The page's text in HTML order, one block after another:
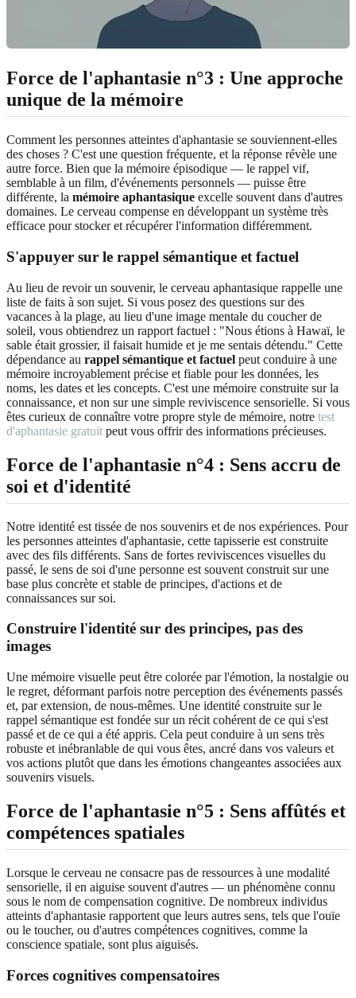
Force de l'aphantasie n°3 : Une approche
unique de la mémoire
Comment les personnes atteintes d'aphantasie se souviennent-elles
des choses ? C'est une question fréquente, et la réponse révèle une
autre force. Bien que la mémoire épisodique — le rappel vif,
semblable à un film, d'événements personnels — puisse être
différente, la mémoire aphantasique excelle souvent dans d'autres
domaines. Le cerveau compense en développant un système très
efficace pour stocker et récupérer l'information différemment.
S'appuyer sur le rappel sémantique et factuel
Au lieu de revoir un souvenir, le cerveau aphantasique rappelle une
liste de faits à son sujet. Si vous posez des questions sur des
vacances à la plage, au lieu d'une image mentale du coucher de
soleil, vous obtiendrez un rapport factuel : "Nous étions à Hawaï, le
sable était grossier, il faisait humide et je me sentais détendu." Cette
dépendance au rappel sémantique et factuel peut conduire à une
mémoire incroyablement précise et fiable pour les données, les
noms, les dates et les concepts. C'est une mémoire construite sur la
connaissance, et non sur une simple reviviscence sensorielle. Si vous
êtes curieux de connaître votre propre style de mémoire, notre test
d'aphantasie gratuit peut vous offrir des informations précieuses.
Force de l'aphantasie n°4 : Sens accru de
soi et d'identité
Notre identité est tissée de nos souvenirs et de nos expériences. Pour
les personnes atteintes d'aphantasie, cette tapisserie est construite
avec des fils différents. Sans de fortes reviviscences visuelles du
passé, le sens de soi d'une personne est souvent construit sur une
base plus concrète et stable de principes, d'actions et de
connaissances sur soi.
Construire l'identité sur des principes, pas des
images
Une mémoire visuelle peut être colorée par l'émotion, la nostalgie ou
le regret, déformant parfois notre perception des événements passés
et, par extension, de nous-mêmes. Une identité construite sur le
rappel sémantique est fondée sur un récit cohérent de ce qui s'est
passé et de ce qui a été appris. Cela peut conduire à un sens très
robuste et inébranlable de qui vous êtes, ancré dans vos valeurs et
vos actions plutôt que dans les émotions changeantes associées aux
souvenirs visuels.
Force de l'aphantasie n°5 : Sens affûtés et
compétences spatiales
Lorsque le cerveau ne consacre pas de ressources à une modalité
sensorielle, il en aiguise souvent d'autres — un phénomène connu
sous le nom de compensation cognitive. De nombreux individus
atteints d'aphantasie rapportent que leurs autres sens, tels que l'ouïe
ou le toucher, ou d'autres compétences cognitives, comme la
conscience spatiale, sont plus aiguisés.
Forces cognitives compensatoires